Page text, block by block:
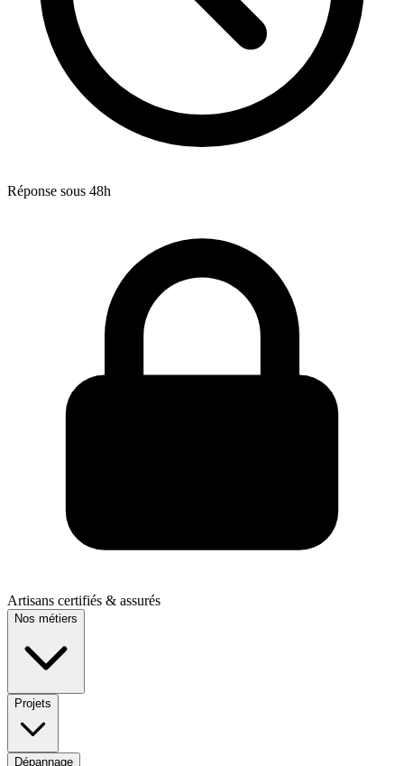
Réponse sous 48h
Artisans certifiés & assurés
Nos métiers
Projets
Dépannage